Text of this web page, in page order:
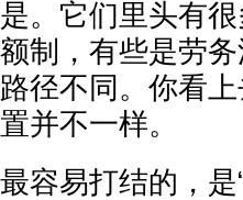
是。它们里头有
额制，有些是劳
路径不同。你看
置并不一样。
最容易打结的，